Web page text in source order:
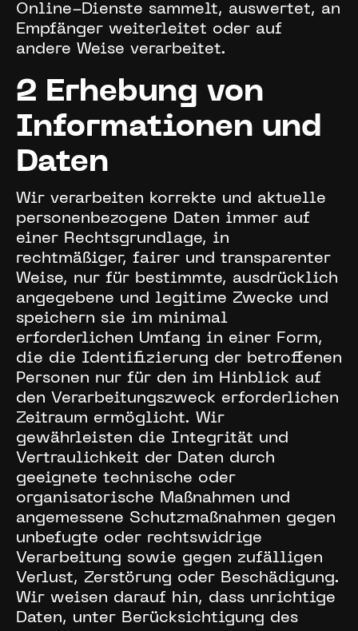
Online-Dienste sammelt, auswertet, an
Empfänger weiterleitet oder auf
andere Weise verarbeitet.
2 Erhebung von
Informationen und
Daten
Wir verarbeiten korrekte und aktuelle
personenbezogene Daten immer auf
einer Rechtsgrundlage, in
rechtmäßiger, fairer und transparenter
Weise, nur für bestimmte, ausdrücklich
angegebene und legitime Zwecke und
speichern sie im minimal
erforderlichen Umfang in einer Form,
die die Identifizierung der betroffenen
Personen nur für den im Hinblick auf
den Verarbeitungszweck erforderlichen
Zeitraum ermöglicht. Wir
gewährleisten die Integrität und
Vertraulichkeit der Daten durch
geeignete technische oder
organisatorische Maßnahmen und
angemessene Schutzmaßnahmen gegen
unbefugte oder rechtswidrige
Verarbeitung sowie gegen zufälligen
Verlust, Zerstörung oder Beschädigung.
Wir weisen darauf hin, dass unrichtige
Daten, unter Berücksichtigung des